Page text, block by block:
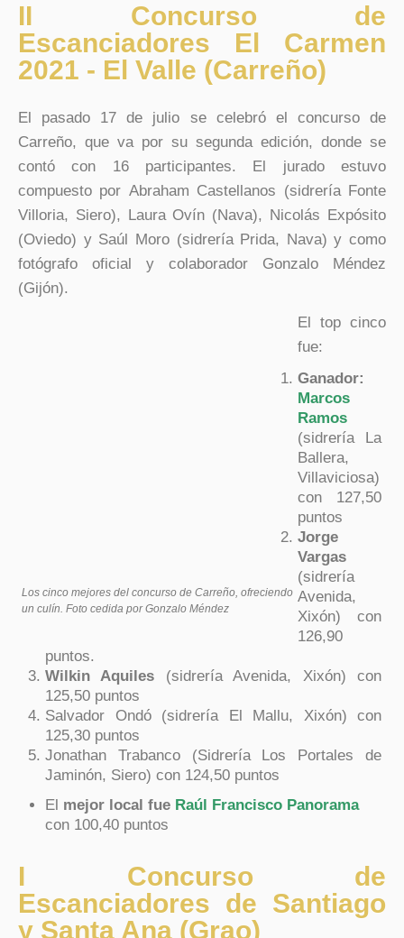
II Concurso de
Escanciadores El Carmen
2021 - El Valle (Carreño)
El pasado 17 de julio se celebró el concurso de
Carreño, que va por su segunda edición, donde se
contó con 16 participantes. El jurado estuvo
compuesto por Abraham Castellanos (sidrería Fonte
Villoria, Siero), Laura Ovín (Nava), Nicolás Expósito
(Oviedo) y Saúl Moro (sidrería Prida, Nava) y como
fotógrafo oficial y colaborador Gonzalo Méndez
(Gijón).
Los cinco mejores del concurso de Carreño, ofreciendo
un culín. Foto cedida por Gonzalo Méndez
El top cinco
fue:
Ganador:
Marcos
Ramos
(sidrería La
Ballera,
Villaviciosa)
con 127,50
puntos
Jorge
Vargas
(sidrería
Avenida,
Xixón) con
126,90
puntos.
Wilkin Aquiles (sidrería Avenida, Xixón) con
125,50 puntos
Salvador Ondó (sidrería El Mallu, Xixón) con
125,30 puntos
Jonathan Trabanco (Sidrería Los Portales de
Jaminón, Siero) con 124,50 puntos
El mejor local fue Raúl Francisco Panorama
con 100,40 puntos
I Concurso de
Escanciadores de Santiago
y Santa Ana (Grao)